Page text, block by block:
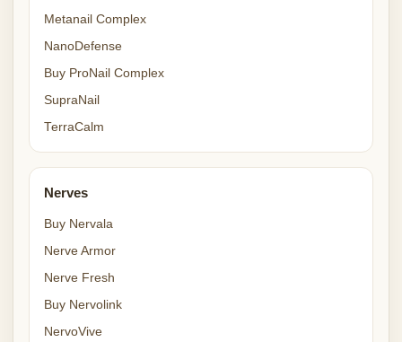
Metanail Complex
NanoDefense
Buy ProNail Complex
SupraNail
TerraCalm
Nerves
Buy Nervala
Nerve Armor
Nerve Fresh
Buy Nervolink
NervoVive